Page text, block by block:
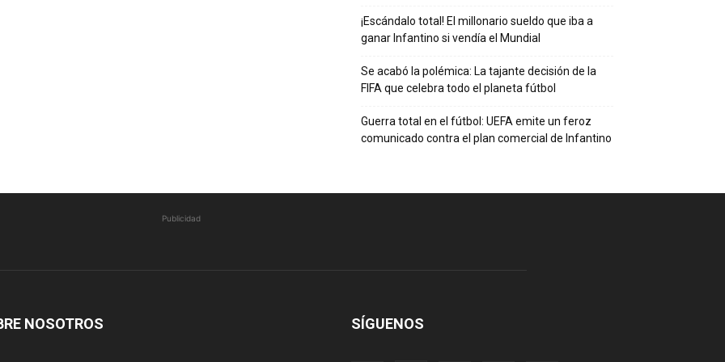
¡Escándalo total! El millonario sueldo que iba a
ganar Infantino si vendía el Mundial
Se acabó la polémica: La tajante decisión de la
FIFA que celebra todo el planeta fútbol
Guerra total en el fútbol: UEFA emite un feroz
comunicado contra el plan comercial de Infantino
Publicidad
NOSOTROS SÍGUENOS